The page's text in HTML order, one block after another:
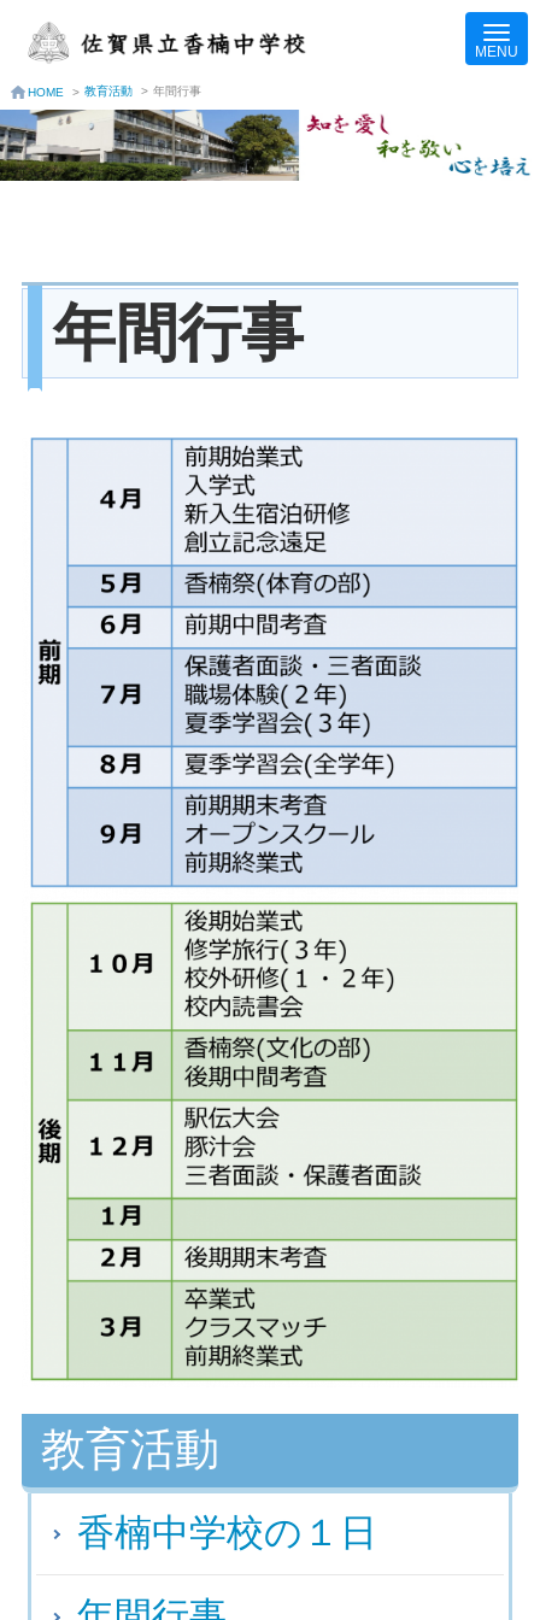
HOME > 教育活動 > 年間行事
年間行事
教育活動
香楠中学校の１日